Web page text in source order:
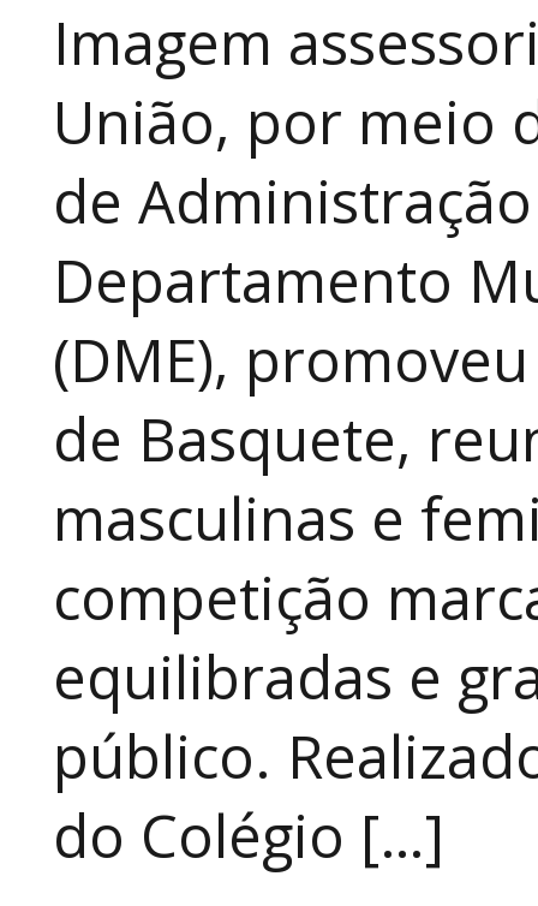
Imagem
União, por meio
de
Departamento
(DME),
de Basquete,
masculinas e
competição
equilibradas e
público.
do Colégio […]